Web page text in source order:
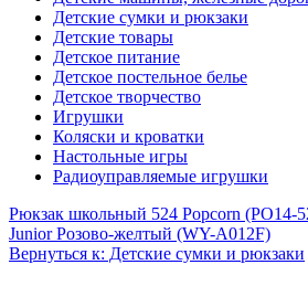
Детские сумки и рюкзаки
Детские товары
Детское питание
Детское постельное белье
Детское творчество
Игрушки
Коляски и кроватки
Настольные игры
Радиоуправляемые игрушки
Рюкзак школьный 524 Popcorn (PO14-
Junior Розово-желтый (WY-A012F)
Вернуться к: Детские сумки и рюкзаки